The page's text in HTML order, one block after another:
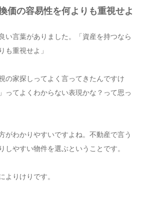
価の容易性を何よりも重視せよ
い言葉がありました。「資産を持つなら
も重視せよ」
の家探しってよく言ってきたんですけ
ってよくわからない表現かな？って思っ
がわかりやすいですよね。不動産で言う
しやすい物件を選ぶということです。
よりけりです。